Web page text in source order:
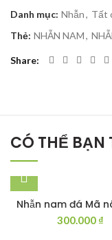
Danh mục: Nhẫn, Tất
Thẻ: NHẪN NAM,
Share
CÓ THỂ BẠN
Nhẫn nam đá Mã
300.000 ₫